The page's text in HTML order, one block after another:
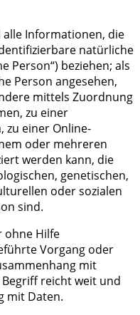
alle Informationen, die
natürliche
Person“) beziehen; als
Person angesehen,
mittels Zuordnung
zu einer
zu einer Online-
oder mehreren
werden kann, die
genetischen,
oder sozialen
sind.
ohne Hilfe
Vorgang oder
mit
reicht weit und
mit Daten.